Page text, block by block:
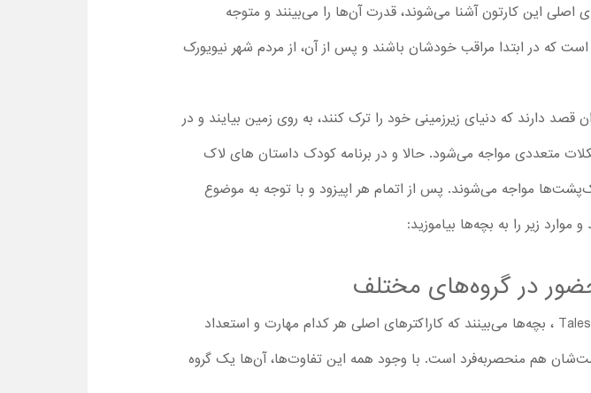
اصلی این کارتون آشنا می‌شوند، قدرت آن‌ها را می‌بینند و متوجه
که در ابتدا مراقب خودشان باشند و پس از آن، از مردم شهر نیویورک
قصد دارند که دنیای زیرزمینی خود را ترک کنند، به روی زمین بیایند و در
متعددی مواجه می‌شود. حالا و در برنامه کودک داستان های لاک
مواجه می‌شوند. پس از اتمام هر اپیزود و با توجه به موضوع
زیر را به بچه‌ها بیاموزید:
در گروه‌های مختلف
از اولین اپیزود تا قسمت آخر کارتون Tales of the Teenage Mutant Ninja Turtles ، بچه‌ها می‌بینند که کاراکترهای اصلی هر کدام مهارت و استعداد
هم منحصربه‌فرد است. با وجود همه این تفاوت‌ها، آن‌ها یک گروه